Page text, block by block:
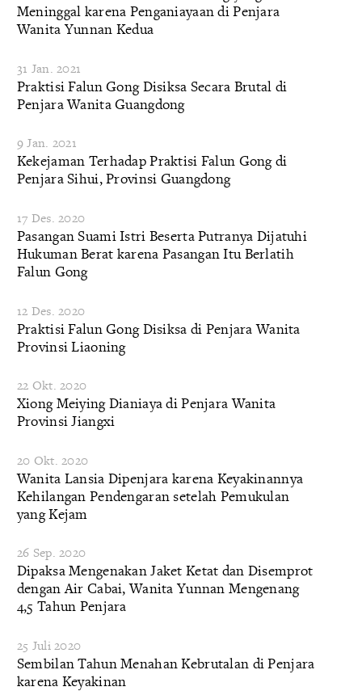
Meninggal karena Penganiayaan di Penjara
Wanita Yunnan Kedua
31 Jan. 2021
Praktisi Falun Gong Disiksa Secara Brutal di
Penjara Wanita Guangdong
9 Jan. 2021
Kekejaman Terhadap Praktisi Falun Gong di
Penjara Sihui, Provinsi Guangdong
17 Des. 2020
Pasangan Suami Istri Beserta Putranya Dijatuhi
Hukuman Berat karena Pasangan Itu Berlatih
Falun Gong
12 Des. 2020
Praktisi Falun Gong Disiksa di Penjara Wanita
Provinsi Liaoning
22 Okt. 2020
Xiong Meiying Dianiaya di Penjara Wanita
Provinsi Jiangxi
20 Okt. 2020
Wanita Lansia Dipenjara karena Keyakinannya
Kehilangan Pendengaran setelah Pemukulan
yang Kejam
26 Sep. 2020
Dipaksa Mengenakan Jaket Ketat dan Disemprot
dengan Air Cabai, Wanita Yunnan Mengenang
4,5 Tahun Penjara
25 Juli 2020
Sembilan Tahun Menahan Kebrutalan di Penjara
karena Keyakinan